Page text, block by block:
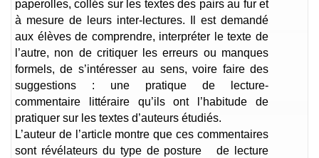
paperolles, collés sur les textes des pairs au fur et
à mesure de leurs inter-lectures. Il est demandé
aux élèves de comprendre, interpréter le texte de
l’autre, non de critiquer les erreurs ou manques
formels, de s’intéresser au sens, voire faire des
suggestions : une pratique de lecture-
commentaire littéraire qu’ils ont l’habitude de
pratiquer sur les textes d’auteurs étudiés.
L’auteur de l’article montre que ces commentaires
sont révélateurs du type de posture de lecture